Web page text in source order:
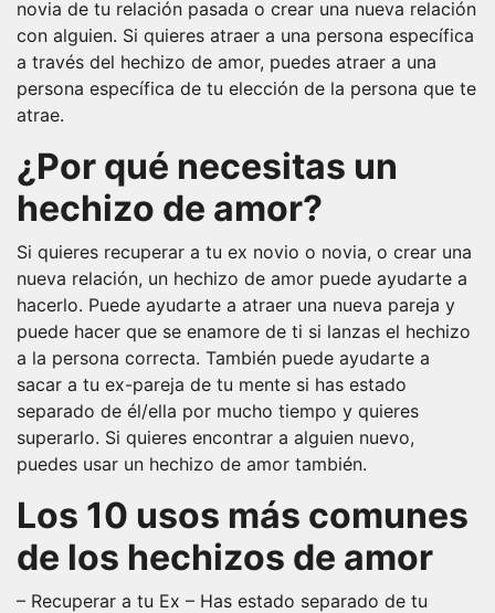
novia de tu relación pasada o crear una nueva relación
con alguien. Si quieres atraer a una persona específica
a través del hechizo de amor, puedes atraer a una
persona específica de tu elección de la persona que te
atrae.
¿Por qué necesitas un
hechizo de amor?
Si quieres recuperar a tu ex novio o novia, o crear una
nueva relación, un hechizo de amor puede ayudarte a
hacerlo. Puede ayudarte a atraer una nueva pareja y
puede hacer que se enamore de ti si lanzas el hechizo
a la persona correcta. También puede ayudarte a
sacar a tu ex-pareja de tu mente si has estado
separado de él/ella por mucho tiempo y quieres
superarlo. Si quieres encontrar a alguien nuevo,
puedes usar un hechizo de amor también.
Los 10 usos más comunes
de los hechizos de amor
– Recuperar a tu Ex – Has estado separado de tu